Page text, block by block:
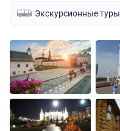
Экскурсионные туры